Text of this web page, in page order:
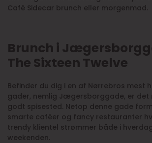
Café Sidecar brunch eller morgenmad.
Brunch i
The Sixteen Twelve
Befinder du dig i en af Nørrebros mest
gader, nemlig Jægersborggade, er det
godt spisested. Netop denne gade
smarte caféer og fancy restauranter
trendy klientel strømmer både i
weekenden.